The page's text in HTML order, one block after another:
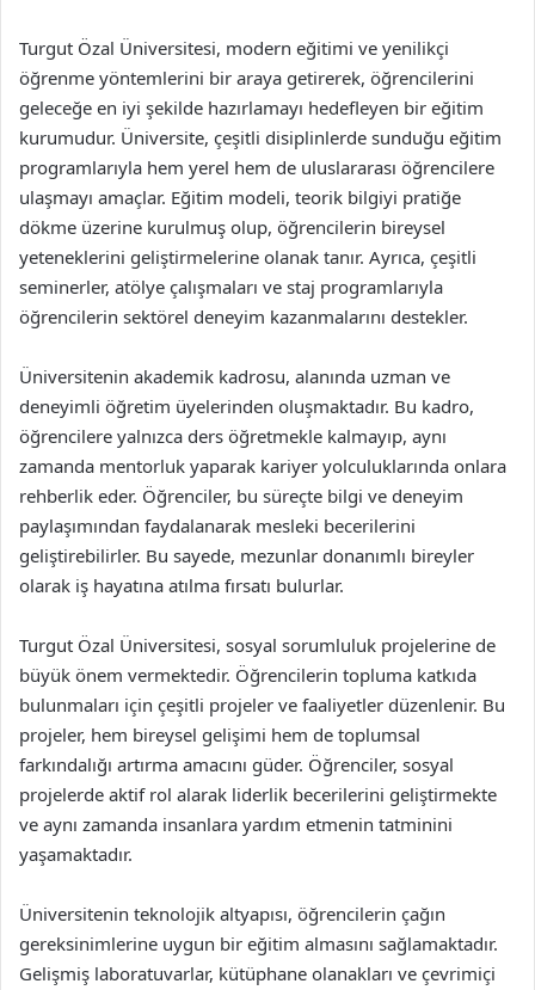
Turgut Özal Üniversitesi, modern eğitimi ve yenilikçi
öğrenme yöntemlerini bir araya getirerek, öğrencilerini
geleceğe en iyi şekilde hazırlamayı hedefleyen bir eğitim
kurumudur. Üniversite, çeşitli disiplinlerde sunduğu eğitim
programlarıyla hem yerel hem de uluslararası öğrencilere
ulaşmayı amaçlar. Eğitim modeli, teorik bilgiyi pratiğe
dökme üzerine kurulmuş olup, öğrencilerin bireysel
yeteneklerini geliştirmelerine olanak tanır. Ayrıca, çeşitli
seminerler, atölye çalışmaları ve staj programlarıyla
öğrencilerin sektörel deneyim kazanmalarını destekler.
Üniversitenin akademik kadrosu, alanında uzman ve
deneyimli öğretim üyelerinden oluşmaktadır. Bu kadro,
öğrencilere yalnızca ders öğretmekle kalmayıp, aynı
zamanda mentorluk yaparak kariyer yolculuklarında onlara
rehberlik eder. Öğrenciler, bu süreçte bilgi ve deneyim
paylaşımından faydalanarak mesleki becerilerini
geliştirebilirler. Bu sayede, mezunlar donanımlı bireyler
olarak iş hayatına atılma fırsatı bulurlar.
Turgut Özal Üniversitesi, sosyal sorumluluk projelerine de
büyük önem vermektedir. Öğrencilerin topluma katkıda
bulunmaları için çeşitli projeler ve faaliyetler düzenlenir. Bu
projeler, hem bireysel gelişimi hem de toplumsal
farkındalığı artırma amacını güder. Öğrenciler, sosyal
projelerde aktif rol alarak liderlik becerilerini geliştirmekte
ve aynı zamanda insanlara yardım etmenin tatminini
yaşamaktadır.
Üniversitenin teknolojik altyapısı, öğrencilerin çağın
gereksinimlerine uygun bir eğitim almasını sağlamaktadır.
Gelişmiş laboratuvarlar, kütüphane olanakları ve çevrimiçi